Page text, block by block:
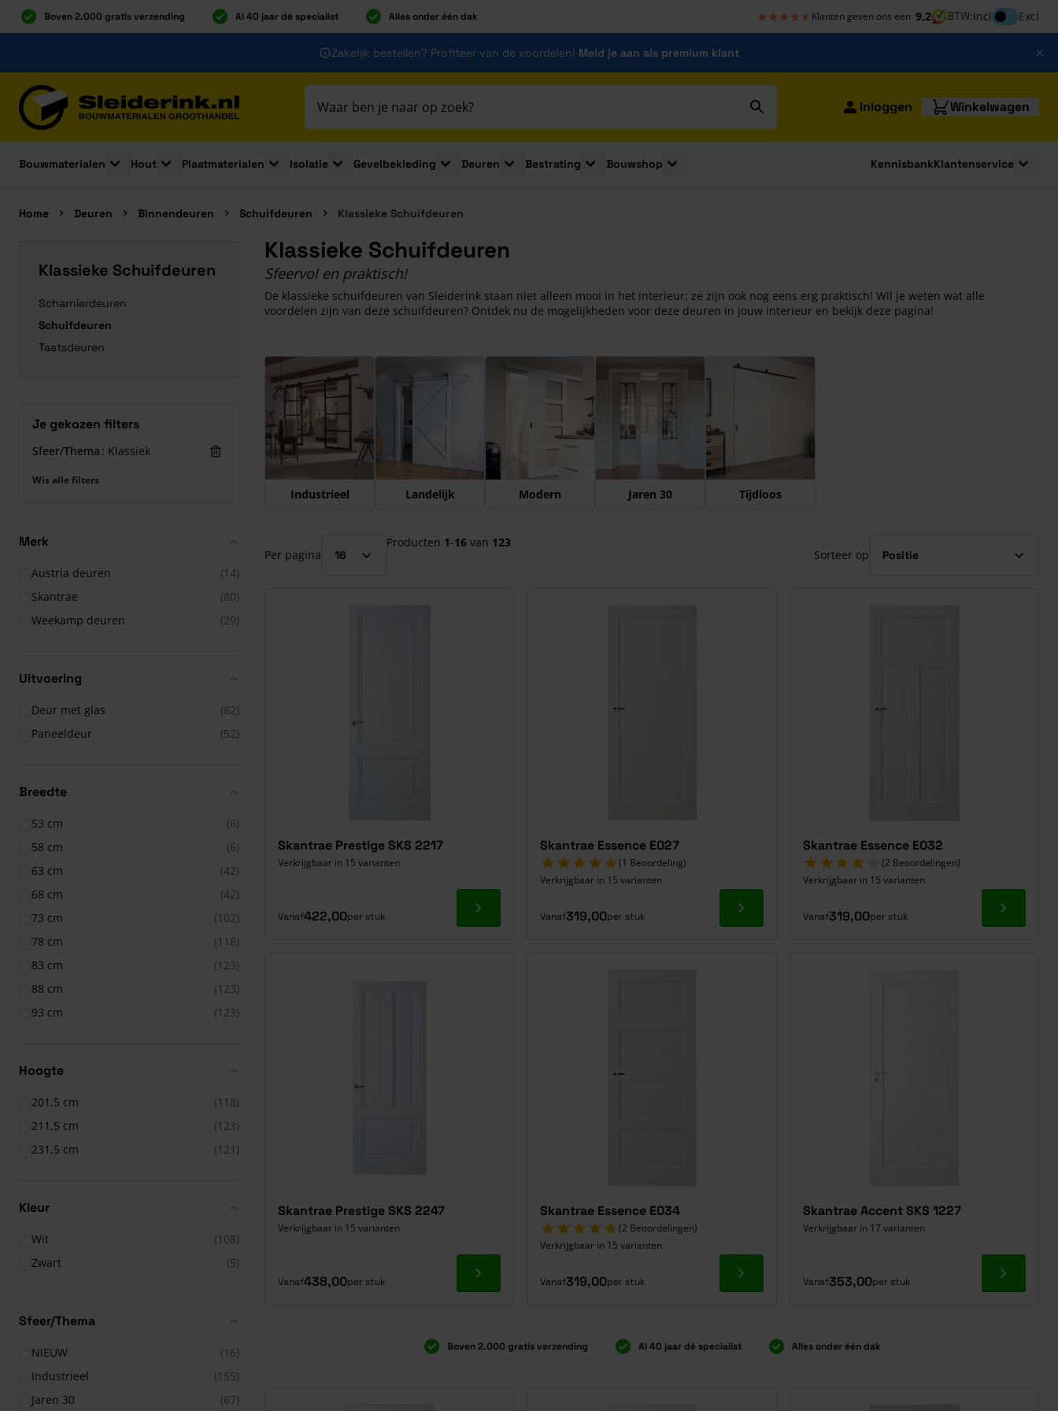
Boven 2.000 gratis verzending Al 40 jaar dé specialist Alles onder één dak ★★★★★
★★★★★ Klanten geven ons een 9,2 BTW:InclInclusief btw
Excl
Zakelijk bestellen? Profiteer van de voordelen! Meld je aan als premium klant
Inloggen Winkelwagen
Bouwmaterialen
Toggle submenu for Bouwmaterialen
Hout
Toggle submenu for Hout
Plaatmaterialen
Toggle submenu for Plaatmaterialen
Isolatie
Toggle submenu for Isolatie
Gevelbekleding
Toggle submenu for Gevelbekleding
Deuren
Toggle submenu for Deuren
Bestrating
Toggle submenu for Bestrating
Bouwshop
Toggle submenu for Bouwshop
KennisbankKlantenservice
Home Deuren Binnendeuren Schuifdeuren Klassieke Schuifdeuren
Klassieke Schuifdeuren
Scharnierdeuren
Schuifdeuren
Taatsdeuren
Je gekozen filters
Sfeer/Thema Klassiek
Wis alle filters
Merk
Austria deuren
(14)
Skantrae
(80)
Weekamp deuren
(29)
Uitvoering
Deur met glas
(82)
Paneeldeur
(52)
Breedte
53 cm
(6)
58 cm
(6)
63 cm
(42)
68 cm
(42)
73 cm
(102)
78 cm
(116)
83 cm
(123)
88 cm
(123)
93 cm
(123)
Hoogte
201,5 cm
(118)
211,5 cm
(123)
231,5 cm
(121)
Kleur
Wit
(108)
Zwart
(5)
Sfeer/Thema
NIEUW
(16)
Industrieel
(155)
Jaren 30
(67)
Klassieke Schuifdeuren
Sfeervol en praktisch!
De klassieke schuifdeuren van Sleiderink staan niet alleen mooi in het interieur; ze zijn ook nog eens erg praktisch! Wil je weten wat alle
voordelen zijn van deze schuifdeuren? Ontdek nu de mogelijkheden voor deze deuren in jouw interieur en bekijk deze pagina!
Druk om carrousel over te slaan
Industrieel Landelijk Modern Jaren 30 Tijdloos
Per pagina
Producten 1-16 van 123
Sorteer op
Skantrae Prestige SKS 2217
Verkrijgbaar in 15 varianten
Vanaf422,00per stuk Ga naar product
Skantrae Essence E027
(1 Beoordeling)
Verkrijgbaar in 15 varianten
Vanaf319,00per stuk Ga naar product
Skantrae Essence E032
(2 Beoordelingen)
Verkrijgbaar in 15 varianten
Vanaf319,00per stuk Ga naar
Skantrae Prestige SKS 2247
Verkrijgbaar in 15 varianten
Vanaf438,00per stuk Ga naar product
Skantrae Essence E034
(2 Beoordelingen)
Verkrijgbaar in 15 varianten
Vanaf319,00per stuk Ga naar product
Skantrae Accent SKS 1227
Verkrijgbaar in 17 varianten
Vanaf353,00per stuk Ga naar
Boven 2.000 gratis verzending Al 40 jaar dé specialist Alles onder één dak